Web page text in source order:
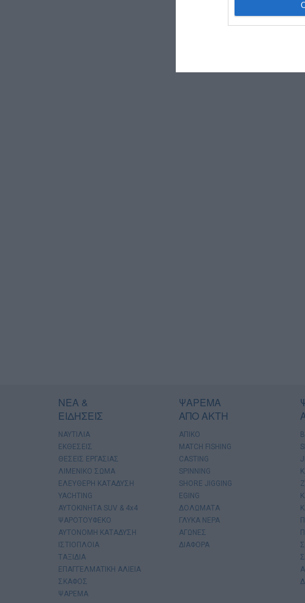
ΝΕΑ &
ΕΙΔΗΣΕΙΣ
ΝΑΥΤΙΛΙΑ
ΕΚΘΕΣΕΙΣ
ΘΕΣΕΙΣ ΕΡΓΑΣΙΑΣ
ΛΙΜΕΝΙΚΟ ΣΩΜΑ
ΕΛΕΥΘΕΡΗ ΚΑΤΑΔΥΣΗ
YACHTING
AYTOKINHTA SUV & 4x4
ΨΑΡΟΤΟΥΦΕΚΟ
ΑΥΤΟΝΟΜΗ ΚΑΤΑΔΥΣΗ
ΙΣΤΙΟΠΛΟΙΑ
ΤΑΞΙΔΙΑ
ΕΠΑΓΓΕΛΜΑΤΙΚΗ ΑΛΙΕΙΑ
ΣΚΑΦΟΣ
ΨΑΡΕΜΑ
ΨΑΡΕΜΑ
ΑΠΟ ΑΚΤΗ
ΑΠΙΚΟ
MATCH FISHING
CASTING
SPINNING
SHORE JIGGING
EGING
ΔΟΛΩΜΑΤΑ
ΓΛΥΚΑ ΝΕΡΑ
ΑΓΩΝΕΣ
ΔΙΑΦΟΡΑ